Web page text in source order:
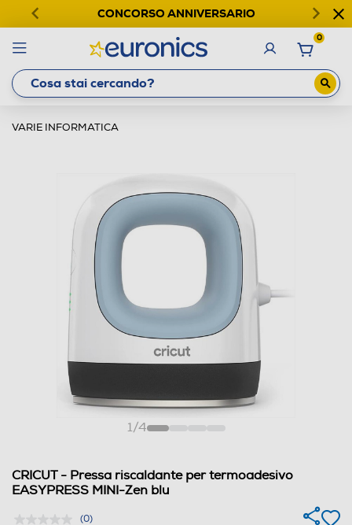
CONCORSO ANNIVERSARIO
0
VARIE INFORMATICA
1/4
CRICUT - Pressa riscaldante per termoadesivo
EASYPRESS MINI-Zen blu
(0)